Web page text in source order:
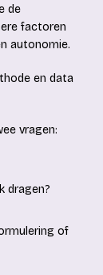
de
factoren
autonomie.
en data
vragen:
dragen?
of